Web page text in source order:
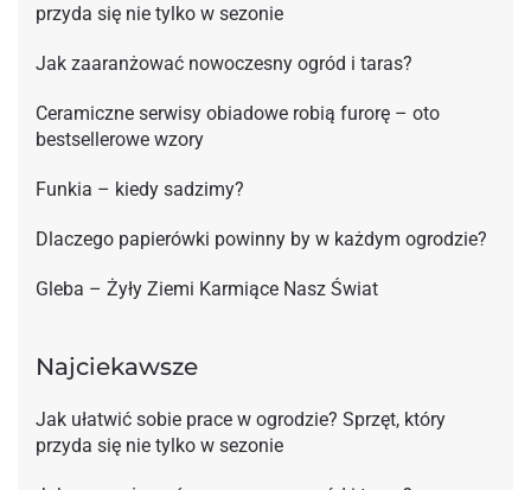
przyda się nie tylko w sezonie
Jak zaaranżować nowoczesny ogród i taras?
Ceramiczne serwisy obiadowe robią furorę – oto
bestsellerowe wzory
Funkia – kiedy sadzimy?
Dlaczego papierówki powinny by w każdym ogrodzie?
Gleba – Żyły Ziemi Karmiące Nasz Świat
Najciekawsze
Jak ułatwić sobie prace w ogrodzie? Sprzęt, który
przyda się nie tylko w sezonie